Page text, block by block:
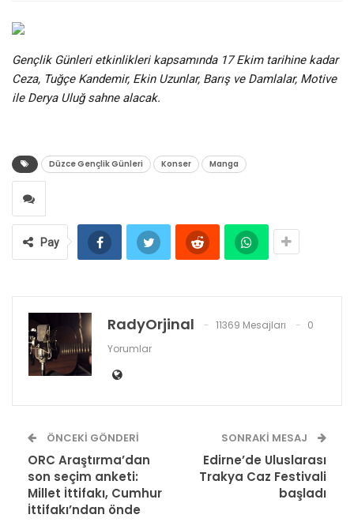
Gençlik Günleri etkinlikleri kapsamında 17 Ekim tarihine kadar
Ceza, Tuğçe Kandemir, Ekin Uzunlar, Barış ve Damlalar, Motive
ile Derya Uluğ sahne alacak.
Düzce Gençlik Günleri Konser Manga
Pay
RadyOrjinal 11369 Mesajları
0
Yorumlar
ÖNCEKI GÖNDERI
ORC Araştırma’dan
son seçim anketi:
Millet İttifakı, Cumhur
İttifakı’ndan önde
SONRAKI MESAJ
Edirne’de Uluslarası
Trakya Caz Festivali
başladı